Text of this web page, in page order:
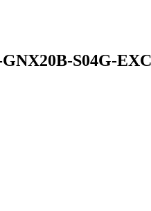
S04G-EXC